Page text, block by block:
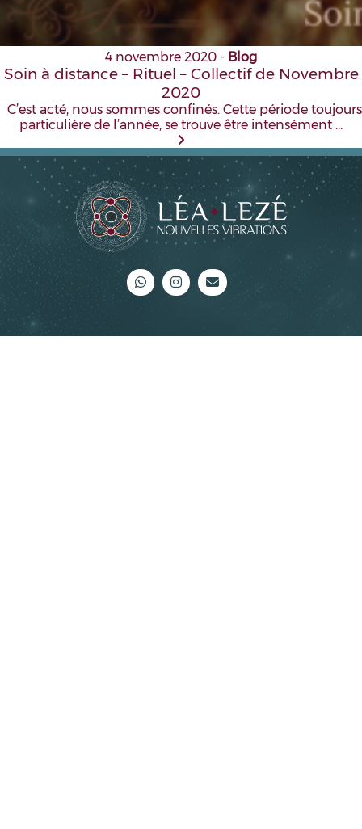
4 novembre 2020 - Blog
Soin à distance – Rituel – Collectif de Novembre
2020
C’est acté, nous sommes confinés. Cette période toujours
particulière de l’année, se trouve être intensément …